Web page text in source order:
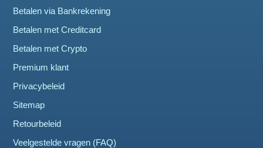
Betalen via Bankrekening
Betalen met Creditcard
Betalen met Crypto
Premium klant
Privacybeleid
Sitemap
Retourbeleid
Veelgestelde vragen (FAQ)